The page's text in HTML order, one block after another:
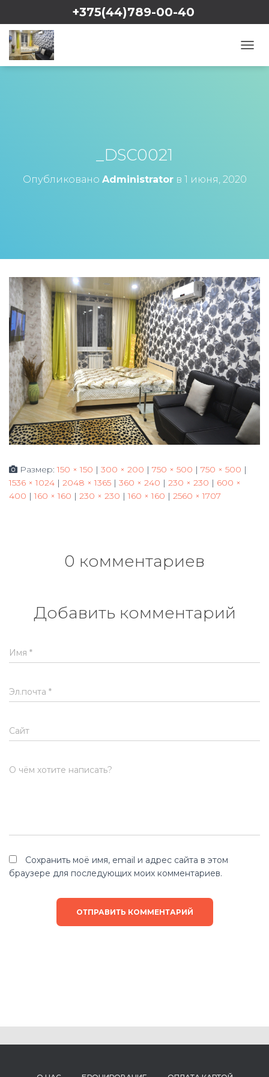
+375(44)789-00-40
Е
И
_DSC0021
Опубликовано Administratorв 1 июня, 2020
Размер:150 × 150 | 300 × 200 | 750 × 500 | 750 × 500 |
1536 × 1024 | 2048 × 1365 | 360 × 240 | 230 × 230 | 600 ×
400 | 160 × 160 | 230 × 230 | 160 × 160 | 2560 × 1707
0 комментариев
Добавить комментарий
Имя *
Эл.почта *
Сайт
О чём хотите написать?
Сохранить моё имя, email и адрес сайта в этом
браузере для последующих моих комментариев.